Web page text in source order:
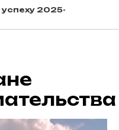
2025-